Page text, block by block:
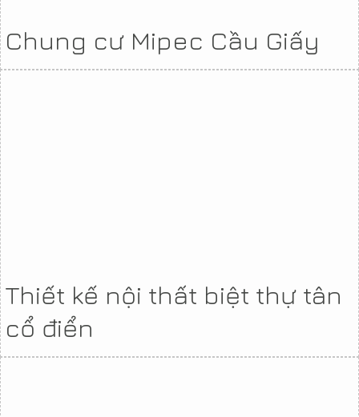
Chung cư Mipec Cầu Giấy
Thiết kế nội thất biệt thự tân
cổ điển